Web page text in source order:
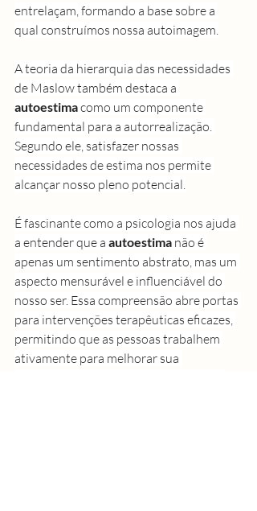
entrelaçam, formando a base sobre a
qual construímos nossa autoimagem.
A teoria da hierarquia das necessidades
de Maslow também destaca a
autoestima como um componente
fundamental para a autorrealização.
Segundo ele, satisfazer nossas
necessidades de estima nos permite
alcançar nosso pleno potencial.
É fascinante como a psicologia nos ajuda
a entender que a autoestima não é
apenas um sentimento abstrato, mas um
aspecto mensurável e influenciável do
nosso ser. Essa compreensão abre portas
para intervenções terapêuticas eficazes,
permitindo que as pessoas trabalhem
ativamente para melhorar sua